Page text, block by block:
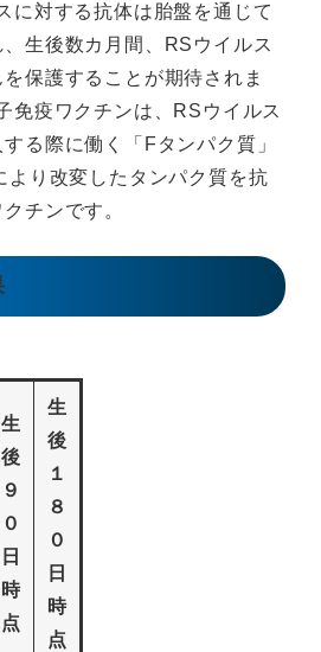
に対する抗体は胎盤を通じて
生後数カ月間、RSウイルス
保護することが期待されま
免疫ワクチンは、RSウイルス
る際に働く「Fタンパク質」
より改変したタンパク質を抗
チンです。
生
後
９
０
日
時
点
生
後
１
８
０
日
時
点